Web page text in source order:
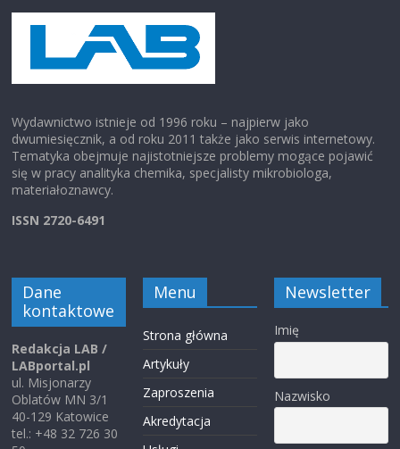
Wydawnictwo istnieje od 1996 roku – najpierw jako
dwumiesięcznik, a od roku 2011 także jako serwis internetowy.
Tematyka obejmuje najistotniejsze problemy mogące pojawić
się w pracy analityka chemika, specjalisty mikrobiologa,
materiałoznawcy.
ISSN 2720-6491
Dane
kontaktowe
Redakcja LAB /
LABportal.pl
ul. Misjonarzy
Oblatów MN 3/1
40-129 Katowice
tel.: +48 32 726 30
Menu
Strona główna
Artykuły
Zaproszenia
Akredytacja
Newsletter
Imię
Nazwisko